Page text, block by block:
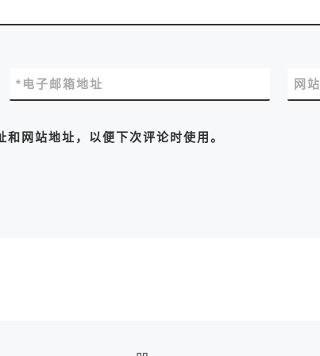
电子邮箱地址
* 网
网站地址，以便下次评论时使用。